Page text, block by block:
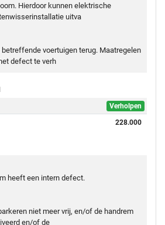
Hierdoor kunnen elektrische
uitva
voertuigen terug. Maatregelen
defect te verh
Verholpen
228.000
heeft een intern defect.
niet meer vrij, en/of de handrem
en/of de